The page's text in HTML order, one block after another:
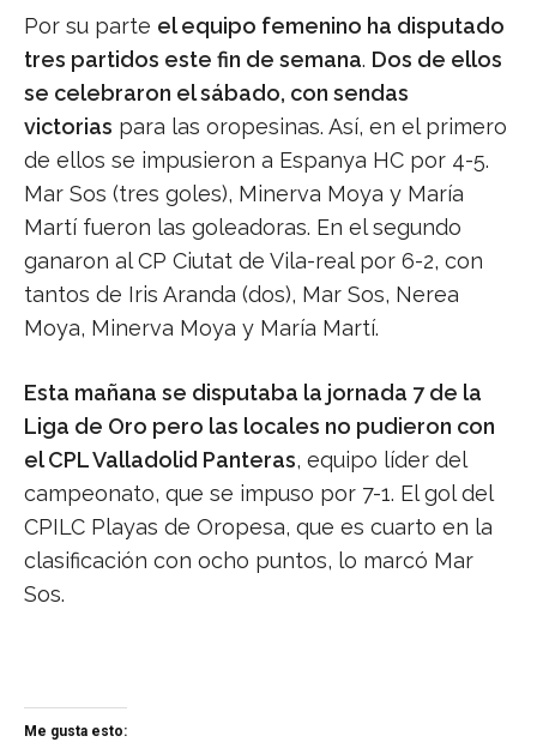
Por su parte el equipo femenino ha disputado
tres partidos este fin de semana. Dos de ellos
se celebraron el sábado, con sendas
victorias para las oropesinas. Así, en el primero
de ellos se impusieron a Espanya HC por 4-5.
Mar Sos (tres goles), Minerva Moya y María
Martí fueron las goleadoras. En el segundo
ganaron al CP Ciutat de Vila-real por 6-2, con
tantos de Iris Aranda (dos), Mar Sos, Nerea
Moya, Minerva Moya y María Martí.
Esta mañana se disputaba la jornada 7 de la
Liga de Oro pero las locales no pudieron con
el CPL Valladolid Panteras, equipo líder del
campeonato, que se impuso por 7-1. El gol del
CPILC Playas de Oropesa, que es cuarto en la
clasificación con ocho puntos, lo marcó Mar
Sos.
Me gusta esto: